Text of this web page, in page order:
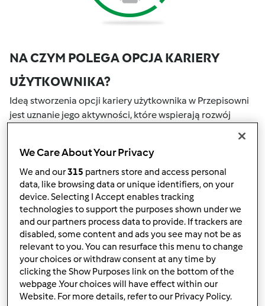
NA CZYM POLEGA OPCJA KARIERY
UŻYTKOWNIKA?
Ideą stworzenia opcji kariery użytkownika w Przepisowni
jest uznanie jego aktywności, które wspierają rozwój
portalu społecznościowym są nagradzane przez punkty.
Osiągnięcie określonej liczby punktów, automatycznie
podwyższa Twoje miejsce w rankingu społecznościowym,
który określany jest numerem wewnątrz fartucha obok
nazwy użytkownika.
W JAKI SPOSÓB MOŻESZ OTRZYMAĆ
PUNKTY ZA AKTYWNOŚĆ?
Punkty można otrzymać za aktywności, które są
wymienione poniżej. Za każdym razem, gdy otrzymujesz
punkty, są one dodawane to Twojej kariery użytkownika.
We Care About Your Privacy
We and our315 partners store and access personal
data, like browsing data or unique identifiers, on your
device. Selecting I Accept enables tracking
technologies to support the purposes shown under we
and our partners process data to provide. If trackers are
disabled, some content and ads you see may not be as
relevant to you. You can resurface this menu to change
your choices or withdraw consent at any time by
clicking the Show Purposes link on the bottom of the
webpage .Your choices will have effect within our
Website. For more details, refer to our Privacy Policy.